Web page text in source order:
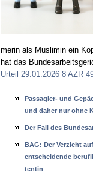
me­rin als Mus­li­min ein
hat das
Ur­teil 29.01.2026 8 AZR
Pas­sa­gier- und
und da­her nur oh­ne
Der Fall des
BAG: Der Ver­zicht
ent­schei­den­de
ten­tin